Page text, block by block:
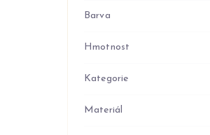
Barva
Hmotnost
Kategorie
Materiál